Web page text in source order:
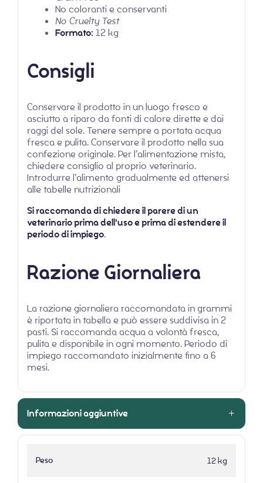
No coloranti e conservanti
No Cruelty Test
Formato: 12 kg
Consigli
Conservare il prodotto in un luogo fresco e
asciutto a riparo da fonti di calore dirette e dai
raggi del sole. Tenere sempre a portata acqua
fresca e pulita. Conservare il prodotto nella sua
confezione originale. Per l’alimentazione mista,
chiedere consiglio al proprio veterinario.
Introdurre l’alimento gradualmente ed attenersi
alle tabelle nutrizionali
Si raccomanda di chiedere il parere di un
veterinario prima dell’uso e prima di estendere il
periodo di impiego.
Razione Giornaliera
La razione giornaliera raccomandata in grammi
è riportata in tabella e può essere suddivisa in 2
pasti. Si raccomanda acqua a volontà fresca,
pulita e disponibile in ogni momento. Periodo di
impiego raccomandato inizialmente fino a 6
mesi.
Informazioni aggiuntive
Peso 12 kg